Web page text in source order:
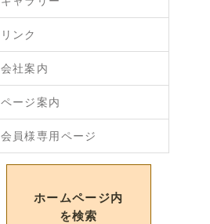
リンク
会社案内
ページ案内
会員様専用ページ
ホームページ内
を検索